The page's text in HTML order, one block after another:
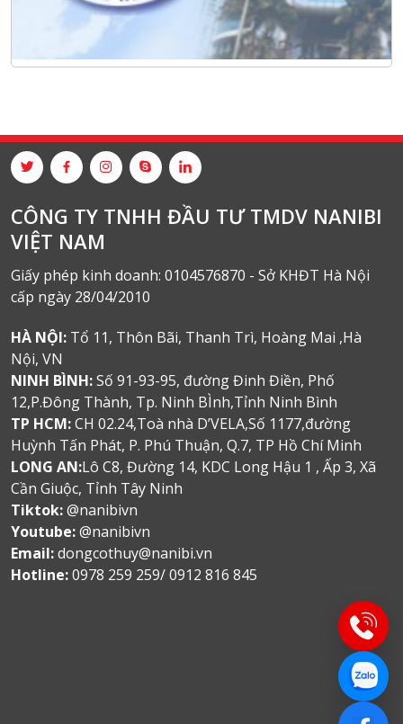
CÔNG TY TNHH ĐẦU TƯ TMDV NANIBI
VIỆT NAM
Giấy phép kinh doanh: 0104576870 - Sở KHĐT Hà Nội
cấp ngày 28/04/2010
HÀ NỘI: Tổ 11, Thôn Bãi, Thanh Trì, Hoàng Mai ,Hà
Nội, VN
NINH BÌNH:Số 91-93-95, đường Đinh Điền, Phố
12,P.Đông Thành, Tp. Ninh BÌnh,Tỉnh Ninh Bình
TP HCM:CH 02.24,Toà nhà D’VELA,Số 1177,đường
Huỳnh Tấn Phát, P. Phú Thuận, Q.7, TP Hồ Chí Minh
LONG AN:Lô C8, Đường 14, KDC Long Hậu 1 , Ấp 3, Xã
Cần Giuộc, Tỉnh Tây Ninh
Tiktok:@nanibivn
Youtube:@nanibivn
Email:dongcothuy@nanibi.vn
Hotline:0978 259 259/ 0912 816 845